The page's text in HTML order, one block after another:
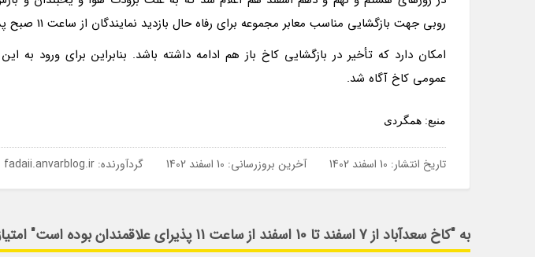
روبی جهت بازگشایی مناسب معابر مجموعه برای رفاه حال بازدید نمایندگان از ساعت 11 صبح پذیرای بازدید نمایندگان است.
امکان دارد که تأخیر در بازگشایی کاخ باز هم ادامه داشته باشد. بنابراین برای ورود به
عمومی کاخ آگاه شد.
منبع: همگردی
تاریخ انتشار: 10 اسفند 1402 آخرین بروزرسانی: 10 اسفند 1402 گردآورنده: fadaii.anvarblog.ir
به "کاخ سعدآباد از 7 اسفند تا 10 اسفند از ساعت 11 پذیرای علاقمندان بوده است" امتیاز دهید